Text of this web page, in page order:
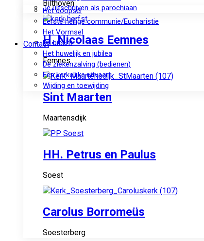
Bilthoven
H. Nicolaas Eemnes
Eemnes
Sint Maarten
Maartensdijk
HH. Petrus en Paulus
Soest
Carolus Borromeüs
Soesterberg
Je uitschrijven als parochiaan
Het doopsel
Eerste heilige communie/Eucharistie
Het Vormsel
De biecht
Het huwelijk en jubilea
De ziekenzalving (bedienen)
Een kerkelijke uitvaart
Wijding en toewijding
Contact